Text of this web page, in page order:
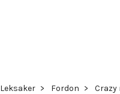
Leksaker Fordon